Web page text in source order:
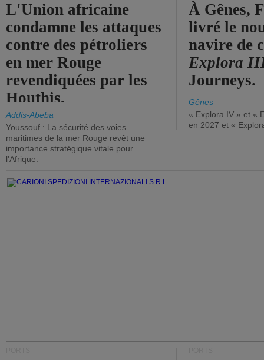
L'Union africaine
condamne les attaques
contre des pétroliers
en mer Rouge
revendiquées par les
Houthis.
Addis-Abeba
Youssouf : La sécurité des voies
maritimes de la mer Rouge revêt une
importance stratégique vitale pour
l'Afrique.
À Gênes,
livré le
navire de
Explora
Journeys.
Gênes
« Explora IV » et «
en 2027 et «